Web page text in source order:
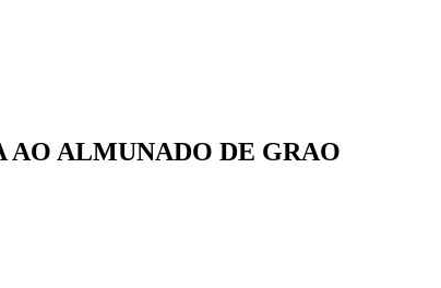
ALMUNADO DE GRAO